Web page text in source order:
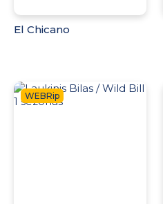
El Chicano
WEBRip